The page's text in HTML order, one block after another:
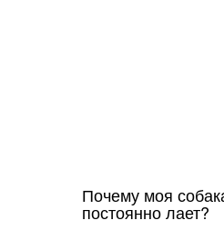
Почему моя
постоянно лает?